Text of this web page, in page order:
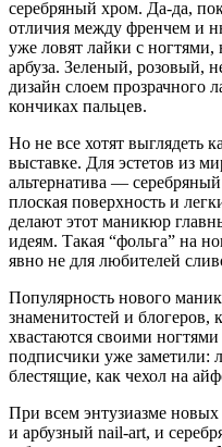
серебряный хром. Да-да,
отличия между френчем и
уже ловят лайки с
арбуза. Зеленый, розовый,
дизайн слоем прозрачного
кончиках пальцев.
Но не все хотят выглядеть
выставке. Для эстетов из
альтернатива —
плоская поверхность и
делают этот маникюр
идеям. Такая “фольга” на
явно не для любителей
Популярность нового
знаменитостей и блогеров,
хвастаются своими
подписчики уже заметили:
блестящие, как чехол на
При всем энтузиазме
и арбузный nail-art, и